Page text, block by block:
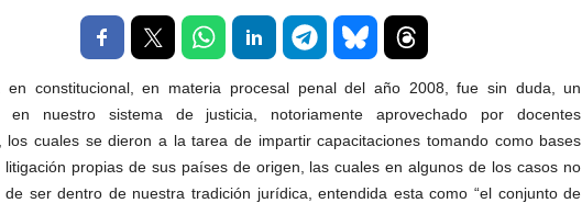
en constitucional, en materia procesal penal del año 2008, fue sin duda, un
en nuestro sistema de justicia, notoriamente aprovechado por docentes
los cuales se dieron a la tarea de impartir capacitaciones tomando como bases
litigación propias de sus países de origen, las cuales en algunos de los casos no
de ser dentro de nuestra tradición jurídica, entendida esta como “el conjunto de